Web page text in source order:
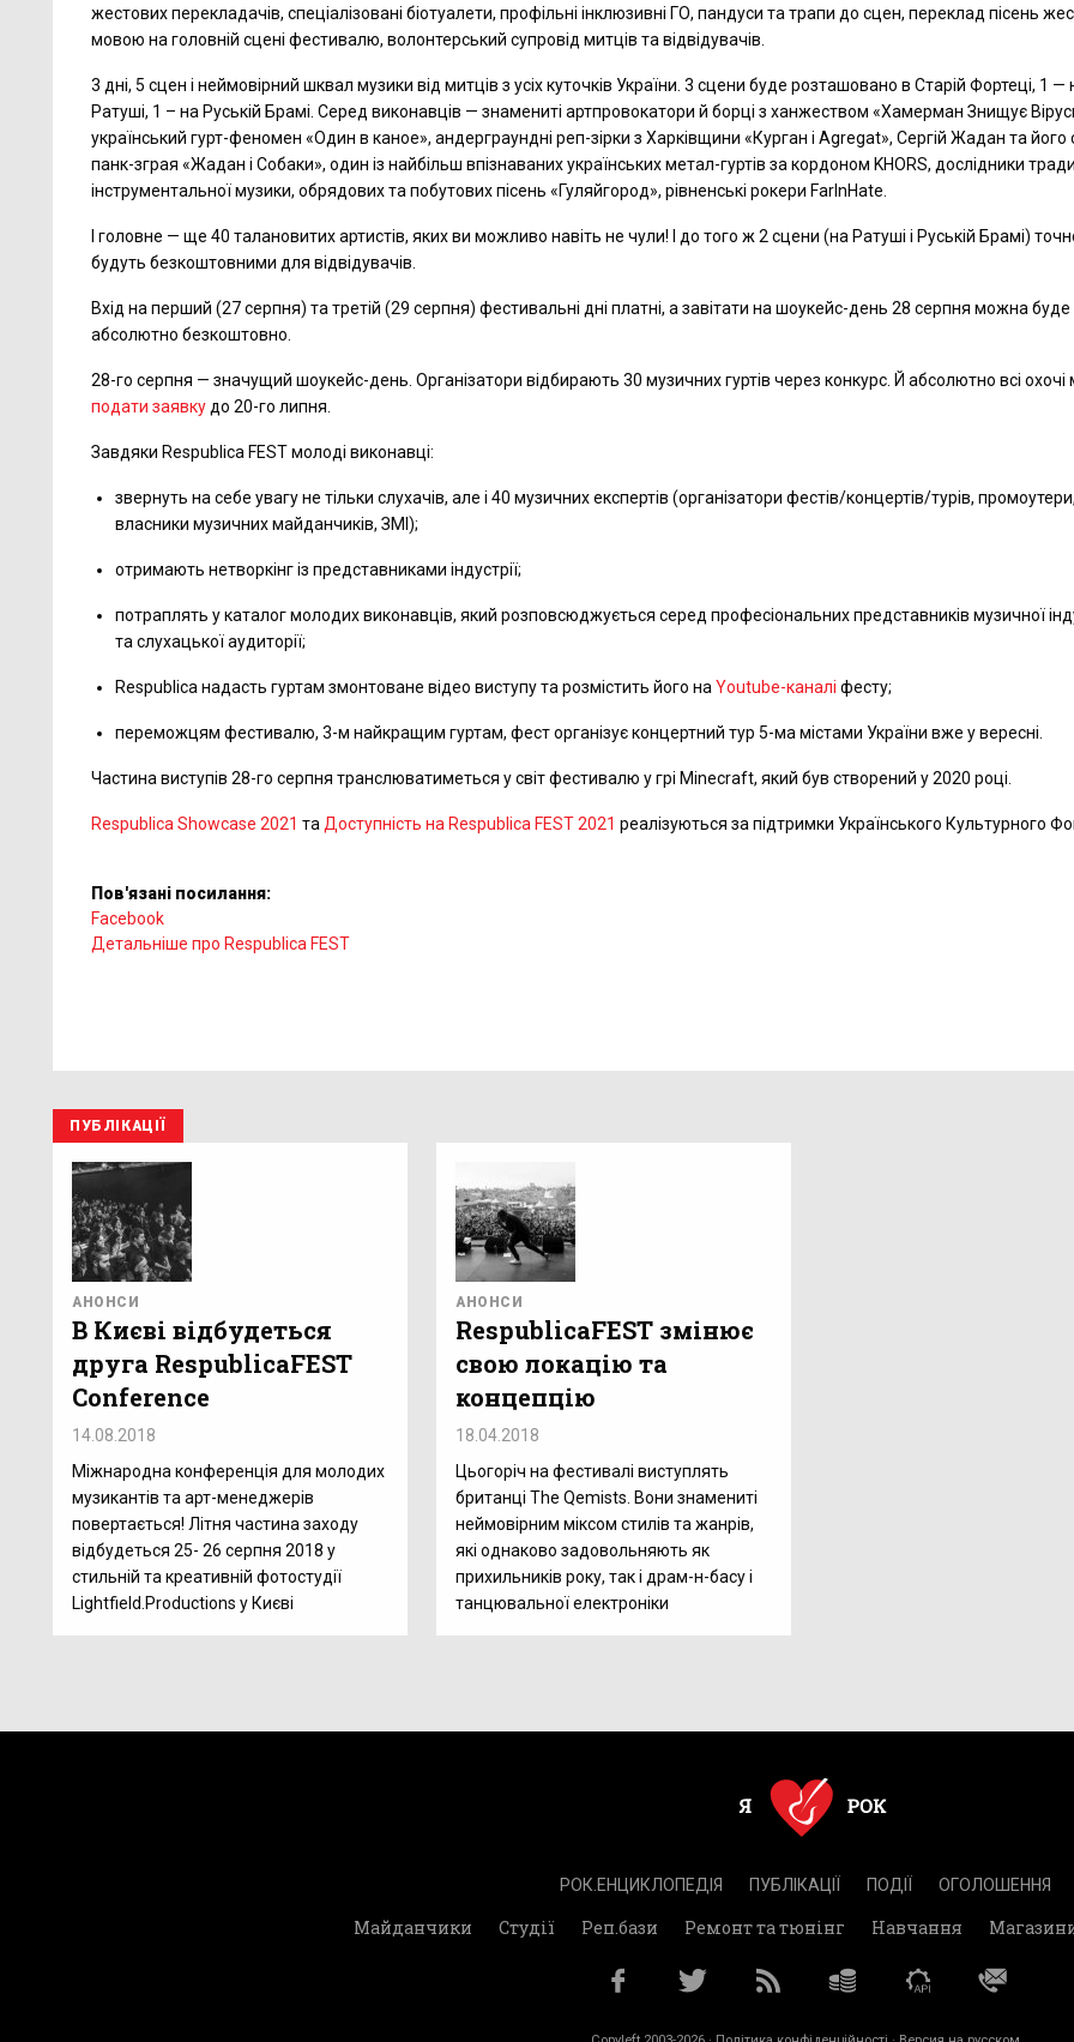
жестових перекладачів, спеціалізовані біотуалети, профільні інклюзивні ГО, пандуси та трапи до сцен, переклад пісень
мовою на головній сцені фестивалю, волонтерський супровід митців та відвідувачів.
3 дні, 5 сцен і неймовірний шквал музики від митців з усіх куточків України. 3 сцени буде розташовано в Старій Фортеці, 1 —
Ратуші, 1 – на Руській Брамі. Серед виконавців — знамениті артпровокатори й борці з ханжеством «Хамерман Знищує
український гурт-феномен «Один в каное», андерграундні реп-зірки з Харківщини «Курган і Agregat», Сергій Жадан та його
панк-зграя «Жадан і Собаки», один із найбільш впізнаваних українських метал-гуртів за кордоном KHORS, дослідники
інструментальної музики, обрядових та побутових пісень «Гуляйгород», рівненські рокери FarInHate.
І головне — ще 40 талановитих артистів, яких ви можливо навіть не чули! І до того ж 2 сцени (на Ратуші і Руській Брамі)
будуть безкоштовними для відвідувачів.
Вхід на перший (27 серпня) та третій (29 серпня) фестивальні дні платні, а завітати на шоукейс-день 28 серпня можна буде
абсолютно безкоштовно.
28-го серпня — значущий шоукейс-день. Організатори відбирають 30 музичних гуртів через конкурс. Й абсолютно всі
подати заявку до 20-го липня.
Завдяки Respublica FEST молоді виконавці:
звернуть на себе увагу не тільки слухачів, але і 40 музичних експертів (організатори фестів/концертів/турів, промоутери,
власники музичних майданчиків, ЗМІ);
отримають нетворкінг із представниками індустрії;
потраплять у каталог молодих виконавців, який розповсюджується серед професіональних представників музичної
та слухацької аудиторії;
Respublica надасть гуртам змонтоване відео виступу та розмістить його на Youtube-каналі фесту;
переможцям фестивалю, 3-м найкращим гуртам, фест організує концертний тур 5-ма містами України вже у вересні.
Частина виступів 28-го серпня транслюватиметься у світ фестивалю у грі Minecraft, який був створений у 2020 році.
Respublica Showcase 2021 та Доступність на Respublica FEST 2021 реалізуються за підтримки Українського Культурного
Пов'язані посилання:
Facebook
Детальніше про Respublica FEST
ПУБЛІКАЦІЇ
АНОНСИ
В Києві відбудеться
друга RespublicaFEST
Conference
14.08.2018
Міжнародна конференція для молодих
музикантів та арт-менеджерів
повертається! Літня частина заходу
відбудеться 25- 26 серпня 2018 у
стильній та креативній фотостудії
Lightfield.Productions у Києві
АНОНСИ
RespublicaFEST змінює
свою локацію та
концепцію
18.04.2018
Цьогоріч на фестивалі виступлять
британці The Qemists. Вони знамениті
неймовірним міксом стилів та жанрів,
які однаково задовольняють як
прихильників року, так і драм-н-басу і
танцювальної електроніки
РОК.ЕНЦИКЛОПЕДІЯ ПУБЛІКАЦІЇ ПОДІЇ ОГОЛОШЕННЯ
Майданчики Студії Реп.бази Ремонт та тюнінг Навчання